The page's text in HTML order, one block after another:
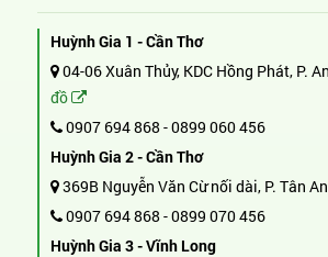
Huỳnh Gia 1 - Cần Thơ
04-06 Xuân Thủy, KDC Hồng Phát, P.
đồ
0907 694 868 -0899 060 456
Huỳnh Gia 2 - Cần Thơ
369B Nguyễn Văn Cừ nối dài, P. Tân
0907 694 868 -0899 070 456
Huỳnh Gia 3 - Vĩnh Long